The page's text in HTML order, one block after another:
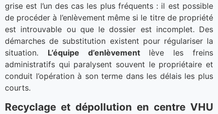
grise est l’un des cas les plus fréquents : il est possible
de procéder à l’enlèvement même si le titre de propriété
est introuvable ou que le dossier est incomplet. Des
démarches de substitution existent pour régulariser la
situation. L’équipe d’enlèvementlève les freins
administratifs qui paralysent souvent le propriétaire et
conduit l’opération à son terme dans les délais les plus
courts.
Recyclage et dépollution en centre VHU